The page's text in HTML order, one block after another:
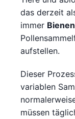
das derzeit
immer
aufstellen.
Dieser
variablen
müssen